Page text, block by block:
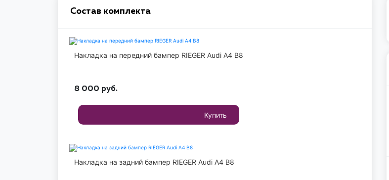
Состав комплекта
Накладка на передний бампер RIEGER Audi A4 B8
8 000 руб.
Купить
Накладка на задний бампер RIEGER Audi A4 B8